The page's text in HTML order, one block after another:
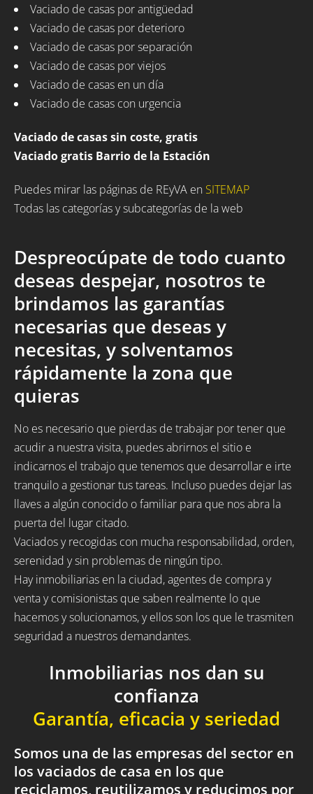
Vaciado de casas por antigüedad
Vaciado de casas por deterioro
Vaciado de casas por separación
Vaciado de casas por viejos
Vaciado de casas en un día
Vaciado de casas con urgencia
Vaciado de casas sin coste, gratis
Vaciado gratis Barrio de la Estación
Puedes mirar las páginas de REyVA en SITEMAP
Todas las categorías y subcategorías de la web
Despreocúpate de todo cuanto
deseas despejar, nosotros te
brindamos las garantías
necesarias que deseas y
necesitas, y solventamos
rápidamente la zona que
quieras
No es necesario que pierdas de trabajar por tener que
acudir a nuestra visita, puedes abrirnos el sitio e
indicarnos el trabajo que tenemos que desarrollar e irte
tranquilo a gestionar tus tareas. Incluso puedes dejar las
llaves a algún conocido o familiar para que nos abra la
puerta del lugar citado.
Vaciados y recogidas con mucha responsabilidad, orden,
serenidad y sin problemas de ningún tipo.
Hay inmobiliarias en la ciudad, agentes de compra y
venta y comisionistas que saben realmente lo que
hacemos y solucionamos, y ellos son los que le trasmiten
seguridad a nuestros demandantes.
Inmobiliarias nos dan su
confianza
Garantía, eficacia y seriedad
Somos una de las empresas del sector en
los vaciados de casa en los que
reciclamos, reutilizamos y reducimos por